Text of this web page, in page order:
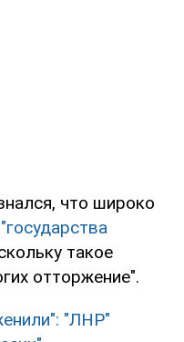
что широко
"государства
такое
отторжение".
"ЛНР"